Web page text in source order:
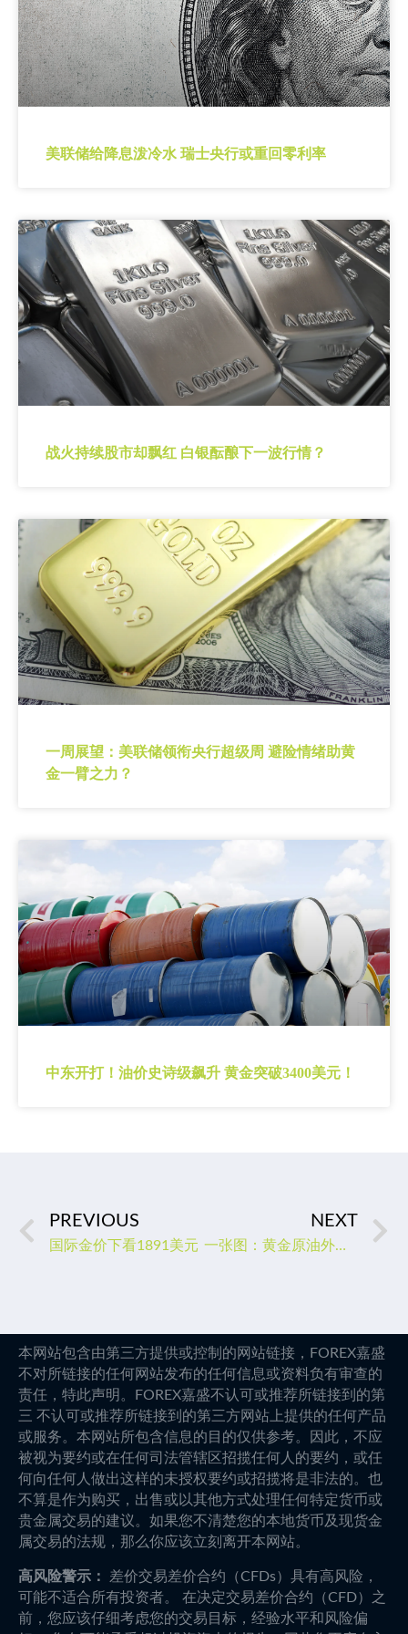
美联储给降息泼冷水 瑞士央行或重回零利率
战火持续股市却飘红 白银酝酿下一波行情？
一周展望：美联储领衔央行超级周 避险情绪助黄
金一臂之力？
中东开打！油价史诗级飙升 黄金突破3400美元！
PREVIOUS
国际金价下看1891美元
NEXT
一张图：黄金原油外汇股指"枢纽点+多空占比"一览(2023/01/31周二)
本网站包含由第三方提供或控制的网站链接，FOREX嘉盛
不对所链接的任何网站发布的任何信息或资料负有审查的
责任，特此声明。FOREX嘉盛不认可或推荐所链接到的第
三 不认可或推荐所链接到的第三方网站上提供的任何产品
或服务。本网站所包含信息的目的仅供参考。因此，不应
被视为要约或在任何司法管辖区招揽任何人的要约，或任
何向任何人做出这样的未授权要约或招揽将是非法的。也
不算是作为购买，出售或以其他方式处理任何特定货币或
贵金属交易的建议。如果您不清楚您的本地货币及现货金
属交易的法规，那么你应该立刻离开本网站。
高风险警示：
差价交易差价合约（CFDs）具有高风险，
可能不适合所有投资者。 在决定交易差价合约（CFD）之
前，您应该仔细考虑您的交易目标，经验水平和风险偏